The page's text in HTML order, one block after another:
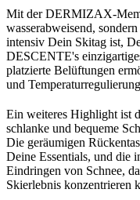
Mit der DERMIZAX-
wasserabweisend,
intensiv Dein Skitag ist,
DESCENTE's
platzierte Belüftungen
und
Ein weiteres Highlight ist
schlanke und bequeme
Die geräumigen
Deine Essentials, und die
Eindringen von Schnee,
Skierlebnis konzentrieren